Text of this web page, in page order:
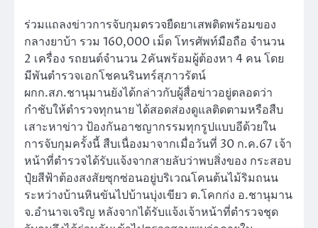
ร่วมแถลงข่าวการจับกุมตรวจยืดยาเสพติดพร้อมของ
กลางยาบ้า รวม 160,000 เม็ด โทรศัพท์มือถือ จำนวน
2 เครื่อง รถยนต์จำนวน 2คันพร้อมผู้ต้องหา 4 คน โดย
มีพันตำรวจเอกโชคนรินทร์สุภาวรัตน์
ผกก.สภ.ชานุมานยังได้กล่าวกับผู้สื่อข่าวอยู่ตลอดว่า
กำชับให้ตำรวจทุกนาย ได้สอดส่องดูแลติดตามหรือสืบ
เสาะหาข่าว ป้องกันอาชญากรรมทุกรูปแบบอีด้วยใน
การจับกุมครั้งนี้ สืบเนื่องมาจากเมื่อวันที่ 30 ก.ค.67 เจ้า
หน้าที่ตำรวจได้รับแจ้งจากสายลับว่าพบสิ่งของ กระสอบ
ปุ๋ยสีฟ้าต้องสงสัยซุกซ่อนอยู่บริเวณโคนต้นไม้ริมถนน
ระหว่างบ้านหินขันไปบ้านบุ่งเขียว ต.โคกก่ง อ.ชานุมาน
จ.อำนาจเจริญ หลังจากได้รับแจ้งเจ้าหน้าที่ตำรวจชุด